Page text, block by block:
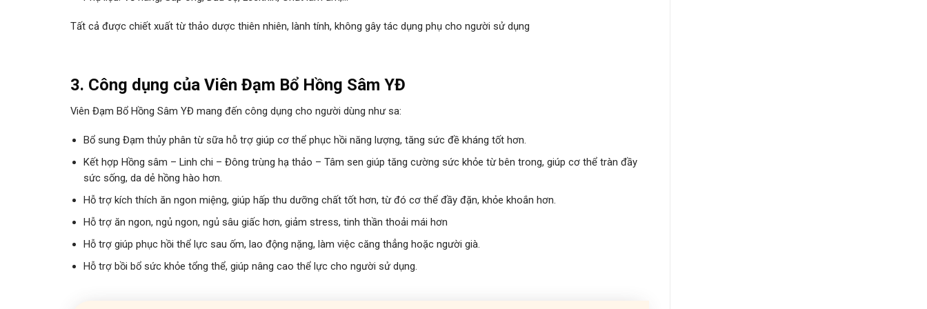
Tất cả được chiết xuất từ thảo dược thiên nhiên, lành tính, không gây tác dụng phụ cho người sử dụng
3. Công dụng của Viên Đạm Bổ Hồng Sâm YĐ
Viên Đạm Bổ Hồng Sâm YĐ mang đến công dụng cho người dùng như sa:
Bổ sung Đạm thủy phân từ sữa hỗ trợ giúp cơ thể phục hồi năng lượng, tăng sức đề kháng tốt hơn.
Kết hợp Hồng sâm – Linh chi – Đông trùng hạ thảo – Tâm sen giúp tăng cường sức khỏe từ bên trong, giúp cơ thể tràn đầy
sức sống, da dẻ hồng hào hơn.
Hỗ trợ kích thích ăn ngon miệng, giúp hấp thu dưỡng chất tốt hơn, từ đó cơ thể đầy đặn, khỏe khoắn hơn.
Hỗ trợ ăn ngon, ngủ ngon, ngủ sâu giấc hơn, giảm stress, tinh thần thoải mái hơn
Hỗ trợ giúp phục hồi thể lực sau ốm, lao động nặng, làm việc căng thẳng hoặc người già.
Hỗ trợ bồi bổ sức khỏe tổng thể, giúp nâng cao thể lực cho người sử dụng.